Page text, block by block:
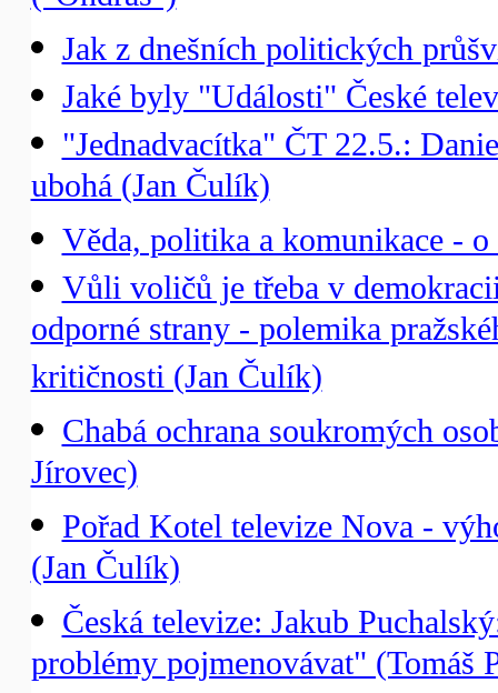
Jak z dnešních politických
Jaké byly "Události" České
"Jednadvacítka" ČT 22.5.:
ubohá (Jan Čulík)
Věda, politika a komunikace -
Vůli voličů je třeba v
odporné strany - polemika
kritičnosti (Jan Čulík)
Chabá ochrana soukromých
Jírovec)
Pořad Kotel televize Nova -
(Jan Čulík)
Česká televize: Jakub
problémy pojmenovávat" (Tomáš